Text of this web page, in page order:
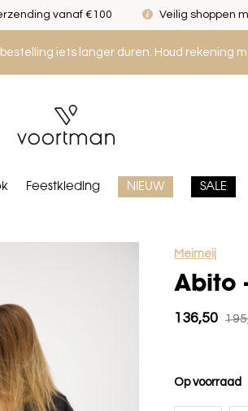
iets langer duren. Houd rekening
Feestkleding NIEUW SALE
vanaf €100 Veilig shoppen
Meimeij
Abito
136,50
Op voorraad